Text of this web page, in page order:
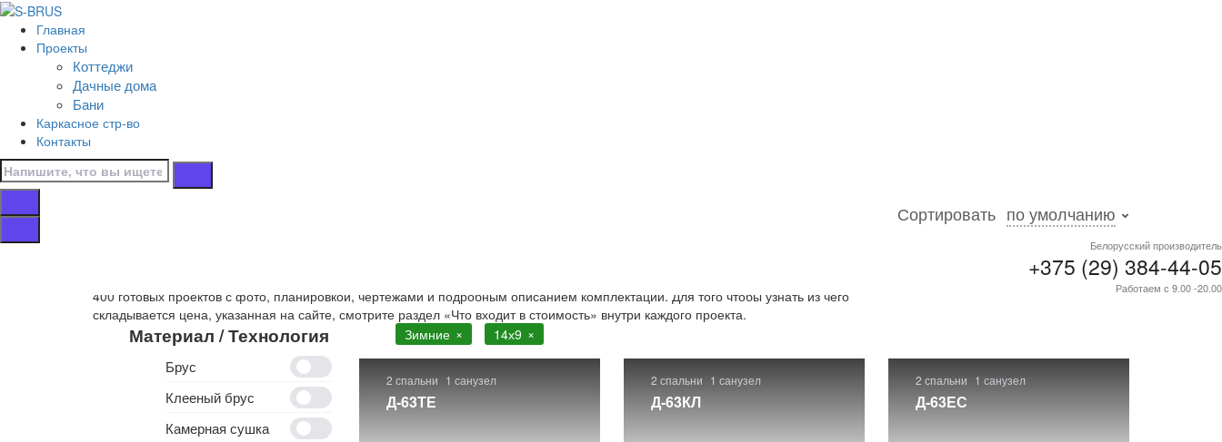
Перейти к контенту
Главная
Проекты
Коттеджи
Дачные дома
Бани
Каркасное стр-во
Контакты
Белорусский производитель
+375 (29) 384-44-05
Работаем с 9.00 -20.00
Коттеджи
/
Зимние
/
Сортировать по умолчанию
400 готовых проектов с фото, планировкой, чертежами и подробным описанием комплектации. Для того чтобы узнать из чего
складывается цена, указанная на сайте, смотрите раздел «Что входит в стоимость» внутри каждого проекта.
Материал / Технология
Брус
Клееный брус
Камерная сушка
Зимние 14х9
2 спальни 1 санузел
Д-63ТЕ
2 спальни 1 санузел
Д-63КЛ
2 спальни 1 санузел
Д-63ЕС